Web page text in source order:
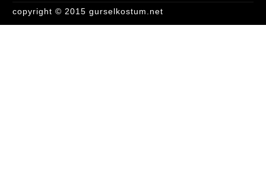
copyright © 2015 gurselkostum.net